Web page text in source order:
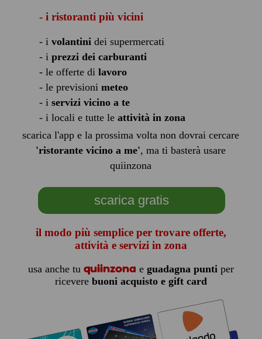
- i ristoranti più vicini
- i volantinidei supermercati
- i prezzi dei carburanti
- le offerte di lavoro
- le previsioni meteo
- i servizi vicino a te
- i locali e tutte le attività in zona
scarica l'app e la prossima volta non dovrai cercare
'ristorante vicino a me', ma ti basterà usare
quiinzona
scarica gratis
il modo più semplice per trovare offerte,
attività e servizi in zona
usa anche tu quiinzona e guadagna puntiper
ricevere buoni acquisto e gift card